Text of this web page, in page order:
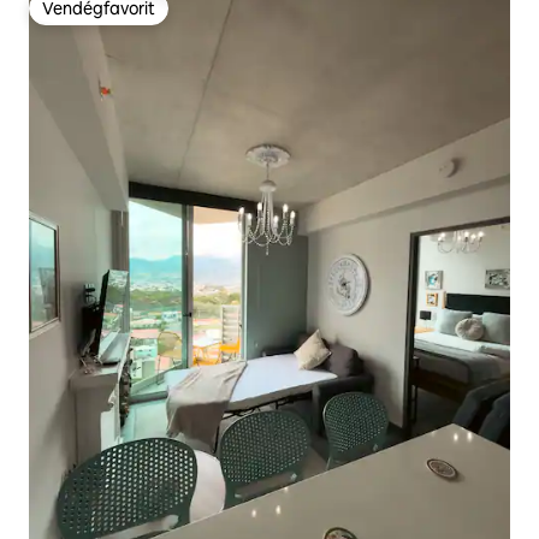
Vendégfavorit
Vendégfavorit